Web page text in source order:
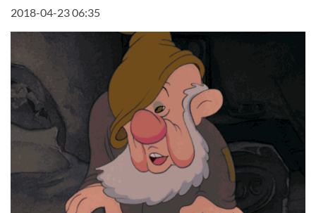
2018-04-23 06:35